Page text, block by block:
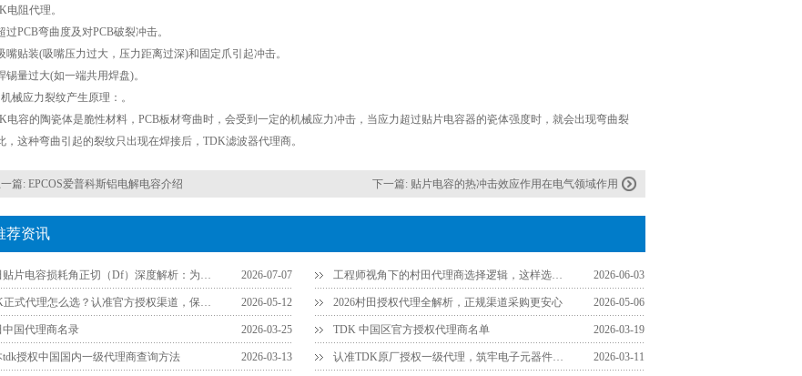
阻代理。
弯曲度及对PCB破裂冲击。
装(吸嘴压力过大，压力距离过深)和固定爪引起冲击。
过大(如一端共用焊盘)。
应力裂纹产生原理：。
容的陶瓷体是脆性材料，PCB板材弯曲时，会受到一定的机械应力冲击，当应力超过贴片电容器的瓷体强度时，就会出现弯曲裂
，这种弯曲引起的裂纹只出现在焊接后，TDK滤波器代理商。
篇: EPCOS爱普科斯铝电解电容介绍 下一篇: 贴片电容的热冲击效应作用在电气领域作用
荐资讯
村田贴片电容损耗角正切（Df）深度解析：为什么说它是衡量品质的关键参数？ 2026-07-07 工程师视角下的村田代理商选择逻辑，这样选少走弯路 2026-06-03
TDK正式代理怎么选？认准官方授权渠道，保障供应链安全 2026-05-12 2026村田授权代理全解析，正规渠道采购更安心 2026-05-06
中国代理商名录 2026-03-25 TDK 中国区官方授权代理商名单 2026-03-19
tdk授权中国国内一级代理商查询方法 2026-03-13 认准TDK原厂授权一级代理，筑牢电子元器件采购品质防线 2026-03-11